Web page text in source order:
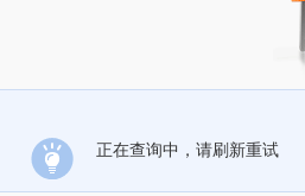
正在查询中，请刷新重试